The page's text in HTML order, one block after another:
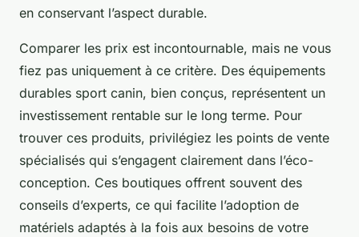
en conservant l’aspect durable.
Comparer les prix est incontournable, mais ne vous
fiez pas uniquement à ce critère. Des équipements
durables sport canin, bien conçus, représentent un
investissement rentable sur le long terme. Pour
trouver ces produits, privilégiez les points de vente
spécialisés qui s’engagent clairement dans l’éco-
conception. Ces boutiques offrent souvent des
conseils d’experts, ce qui facilite l’adoption de
matériels adaptés à la fois aux besoins de votre